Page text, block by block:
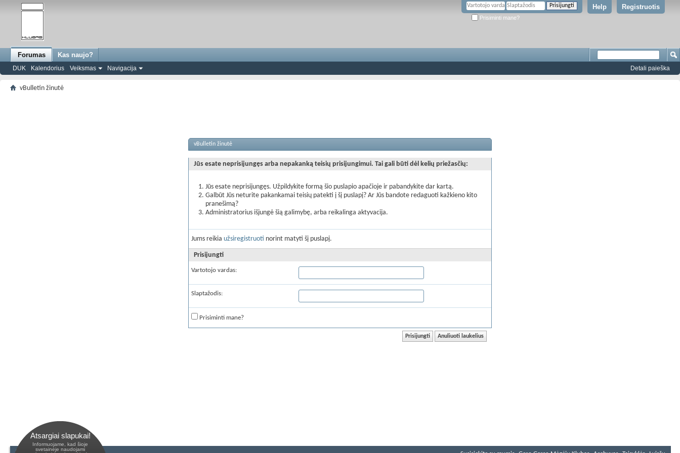
Registruotis
Help
Prisiminti mane?
Forumas
DUK Kalendorius Veiksmas Navigacija
Kas naujo?
Detali paieška
vBulletin žinutė
vBulletin žinutė
Jūs esate neprisijungęs arba nepakanką teisių prisijungimui. Tai gali būti dėl kelių priežasčių:
Jūs esate neprisijungęs. Užpildykite formą šio puslapio apačioje ir pabandykite dar kartą.
Galbūt Jūs neturite pakankamai teisių patekti į šį puslapį? Ar Jūs bandote redaguoti kažkieno kito
pranešimą?
Administratorius išjungė šią galimybę, arba reikalinga aktyvacija.
Jums reikia užsiregistruoti norint matyti šį puslapį.
Prisijungti
Vartotojo vardas:
Slaptažodis:
Prisiminti mane?
Atsargiai slapukai!
Informuojame, kad šioje
svetainėje naudojami